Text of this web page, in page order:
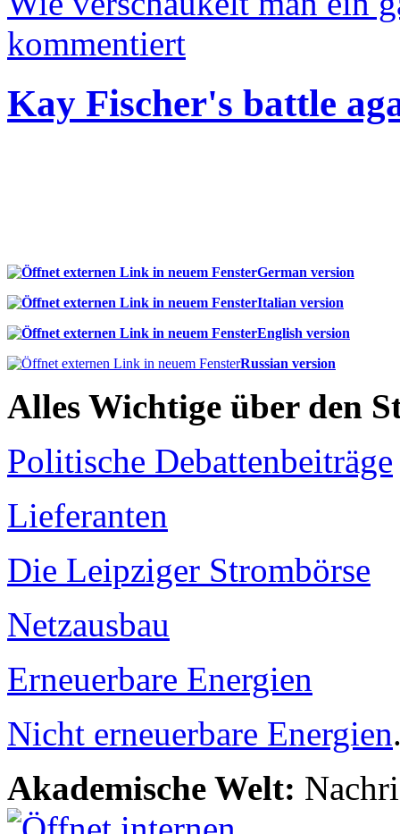
kommentiert
Kay Fischer's battle
German version
Italian version
English version
Russian version
Alles Wichtige über den
Politische Debattenbeiträge
Lieferanten
Die Leipziger Strombörse
Netzausbau
Erneuerbare Energien
Nicht erneuerbare Energien
Akademische Welt: